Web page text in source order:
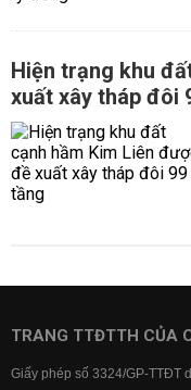
Hiện trạng khu
xuất xây tháp đôi
TRANG TTĐTTH CỦA
Giấy phép số 3324/GP-TTĐT